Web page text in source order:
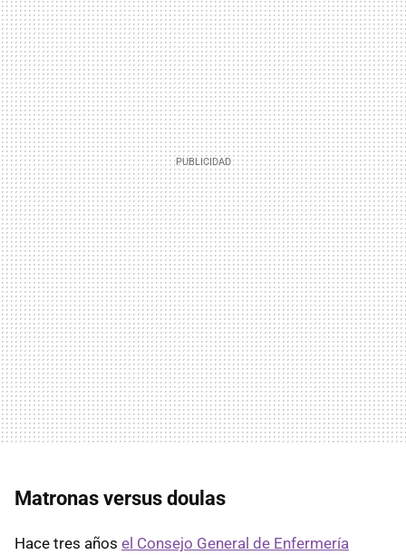
Matronas versus doulas
Hace tres años el Consejo General de Enfermería